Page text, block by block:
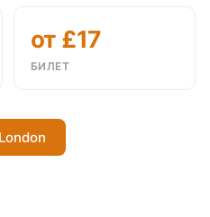
от £17
БИЛЕТ